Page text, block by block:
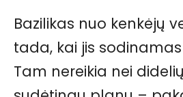
Bazilikas nuo kenkėjų
tada, kai jis
Tam nereikia nei